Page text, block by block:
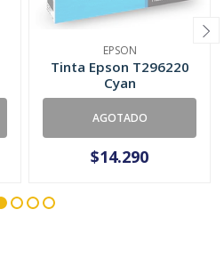
EPSON
Tinta Epson T296220
Cyan
AGOTADO
$14.290